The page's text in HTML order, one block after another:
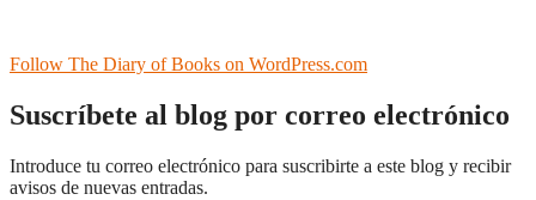
Follow The Diary of Books on WordPress.com
Suscríbete al blog por correo electrónico
Introduce tu correo electrónico para suscribirte a este blog y recibir
avisos de nuevas entradas.